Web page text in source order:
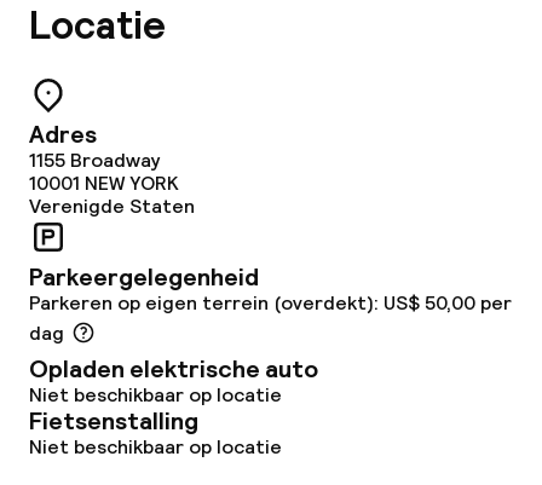
Faciliteiten en diensten voor kinderen
Babybed
Op aanvraag, mogelijk extra kosten
Babysitservice
Schoonmaakvoorzieningen
Wasfaciliteiten (wasmachine)
Wasservice
Locatie
Adres
1155 Broadway
10001 NEW YORK
Verenigde Staten
Parkeergelegenheid
Parkeren op eigen terrein (overdekt): US$ 50,00 per
dag
Opladen elektrische auto
Niet beschikbaar op locatie
Fietsenstalling
Niet beschikbaar op locatie